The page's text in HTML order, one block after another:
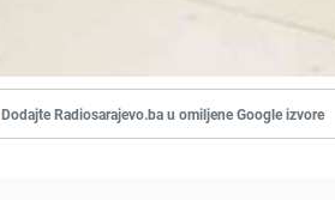
Dodajte Radiosarajevo.ba u omiljene Google izvore